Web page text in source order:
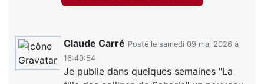
Claude Carré Posté le samedi 09 mai 2026 à
16:40:54
Je publie dans quelques semaines "La